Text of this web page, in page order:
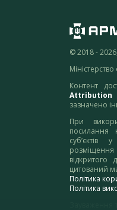
© 2018 -
Контент
зазначено
При
посилання
суб’єктів
цитований
Політика
Політика